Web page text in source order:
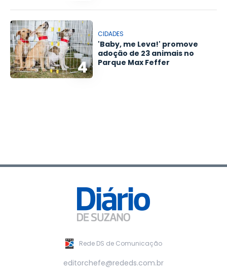
4
CIDADES
'Baby, me Leva!' promove
adoção de 23 animais no
Parque Max Feffer
Rede DS de Comunicação
editorchefe@rededs.com.br